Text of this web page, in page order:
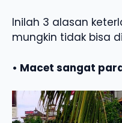
Inilah 3 alasan
mungkin tidak bisa
• Macet sangat